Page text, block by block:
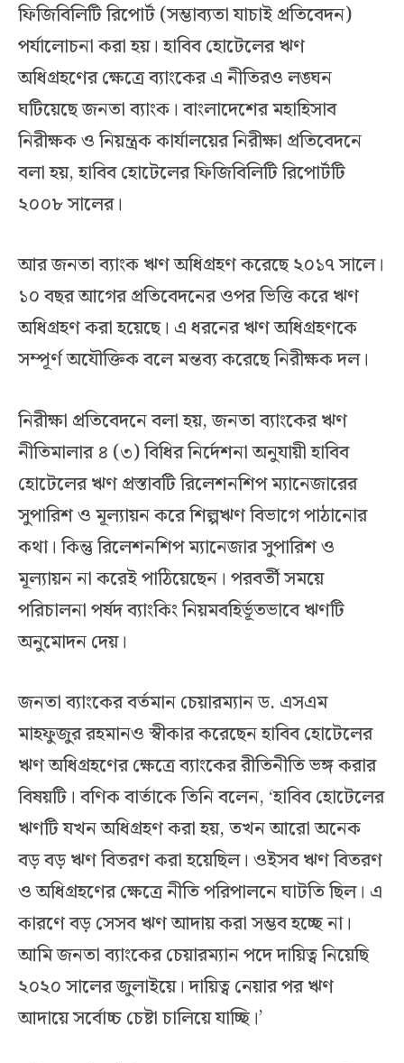
ফিজিবিলিটি রিপোর্ট (সম্ভাব্যতা যাচাই প্রতিবেদন)
পর্যালোচনা করা হয়। হাবিব হোটেলের ঋণ
অধিগ্রহণের ক্ষেত্রে ব্যাংকের এ নীতিরও লঙ্ঘন
ঘটিয়েছে জনতা ব্যাংক। বাংলাদেশের মহাহিসাব
নিরীক্ষক ও নিয়ন্ত্রক কার্যালয়ের নিরীক্ষা প্রতিবেদনে
বলা হয়, হাবিব হোটেলের ফিজিবিলিটি রিপোর্টটি
২০০৮ সালের।
আর জনতা ব্যাংক ঋণ অধিগ্রহণ করেছে ২০১৭ সালে।
১০ বছর আগের প্রতিবেদনের ওপর ভিত্তি করে ঋণ
অধিগ্রহণ করা হয়েছে। এ ধরনের ঋণ অধিগ্রহণকে
সম্পূর্ণ অযৌক্তিক বলে মন্তব্য করেছে নিরীক্ষক দল।
নিরীক্ষা প্রতিবেদনে বলা হয়, জনতা ব্যাংকের ঋণ
নীতিমালার ৪ (৩) বিধির নির্দেশনা অনুযায়ী হাবিব
হোটেলের ঋণ প্রস্তাবটি রিলেশনশিপ ম্যানেজারের
সুপারিশ ও মূল্যায়ন করে শিল্পঋণ বিভাগে পাঠানোর
কথা। কিন্তু রিলেশনশিপ ম্যানেজার সুপারিশ ও
মূল্যায়ন না করেই পাঠিয়েছেন। পরবর্তী সময়ে
পরিচালনা পর্ষদ ব্যাংকিং নিয়মবহির্ভূতভাবে ঋণটি
অনুমোদন দেয়।
জনতা ব্যাংকের বর্তমান চেয়ারম্যান ড. এসএম
মাহফুজুর রহমানও স্বীকার করেছেন হাবিব হোটেলের
ঋণ অধিগ্রহণের ক্ষেত্রে ব্যাংকের রীতিনীতি ভঙ্গ করার
বিষয়টি। বণিক বার্তাকে তিনি বলেন, ‘হাবিব হোটেলের
ঋণটি যখন অধিগ্রহণ করা হয়, তখন আরো অনেক
বড় বড় ঋণ বিতরণ করা হয়েছিল। ওইসব ঋণ বিতরণ
ও অধিগ্রহণের ক্ষেত্রে নীতি পরিপালনে ঘাটতি ছিল। এ
কারণে বড় সেসব ঋণ আদায় করা সম্ভব হচ্ছে না।
আমি জনতা ব্যাংকের চেয়ারম্যান পদে দায়িত্ব নিয়েছি
২০২০ সালের জুলাইয়ে। দায়িত্ব নেয়ার পর ঋণ
আদায়ে সর্বোচ্চ চেষ্টা চালিয়ে যাচ্ছি।’